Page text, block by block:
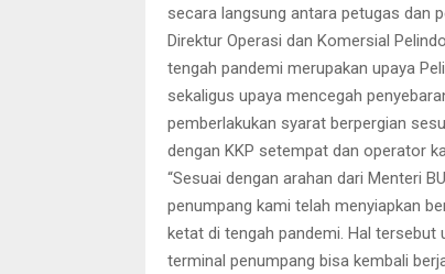
secara langsung antara petugas dan
Direktur Operasi dan Komersial
tengah pandemi merupakan upaya
sekaligus upaya mencegah
pemberlakukan syarat berpergian
dengan KKP setempat dan operator
“Sesuai dengan arahan dari Menteri
penumpang kami telah menyiapkan
ketat di tengah pandemi. Hal
terminal penumpang bisa kembali